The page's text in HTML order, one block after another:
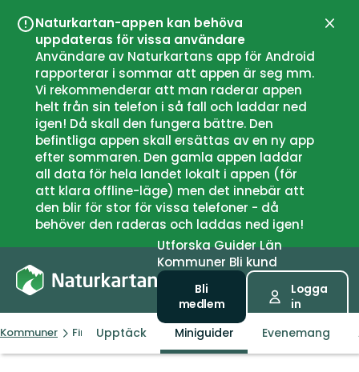
Naturkartan-appen kan behöva
uppdateras för vissa användare
Användare av Naturkartans app för Android
rapporterar i sommar att appen är seg mm.
Vi rekommenderar att man raderar appen
helt från sin telefon i så fall och laddar ned
igen! Då skall den fungera bättre. Den
befintliga appen skall ersättas av en ny app
efter sommaren. Den gamla appen laddar
all data för hela landet lokalt i appen (för
att klara offline-läge) men det innebär att
den blir för stor för vissa telefoner - då
behöver den raderas och laddas ned igen!
UtforskaGuiderLän
Kommuner Bli kund
Bli
medlem
Logga
in
Kommuner FinspångUpptäck Miniguider Evenemang